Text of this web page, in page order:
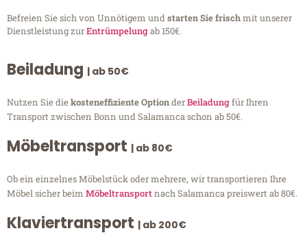
Befreien Sie sich von Unnötigem undstarten Sie frischmit unserer
Dienstleistung zurEntrümpelungab 150€.
Beiladung | ab 50€
Nutzen Sie diekosteneffiziente OptionderBeiladungfür Ihren
Transport zwischen Bonn und Salamanca schon ab 50€.
Möbeltransport | ab 80€
Ob ein einzelnes Möbelstück oder mehrere, wir transportieren Ihre
Möbel sicher beim Möbeltransportnach Salamanca preiswert ab 80€.
Klaviertransport | ab 200€